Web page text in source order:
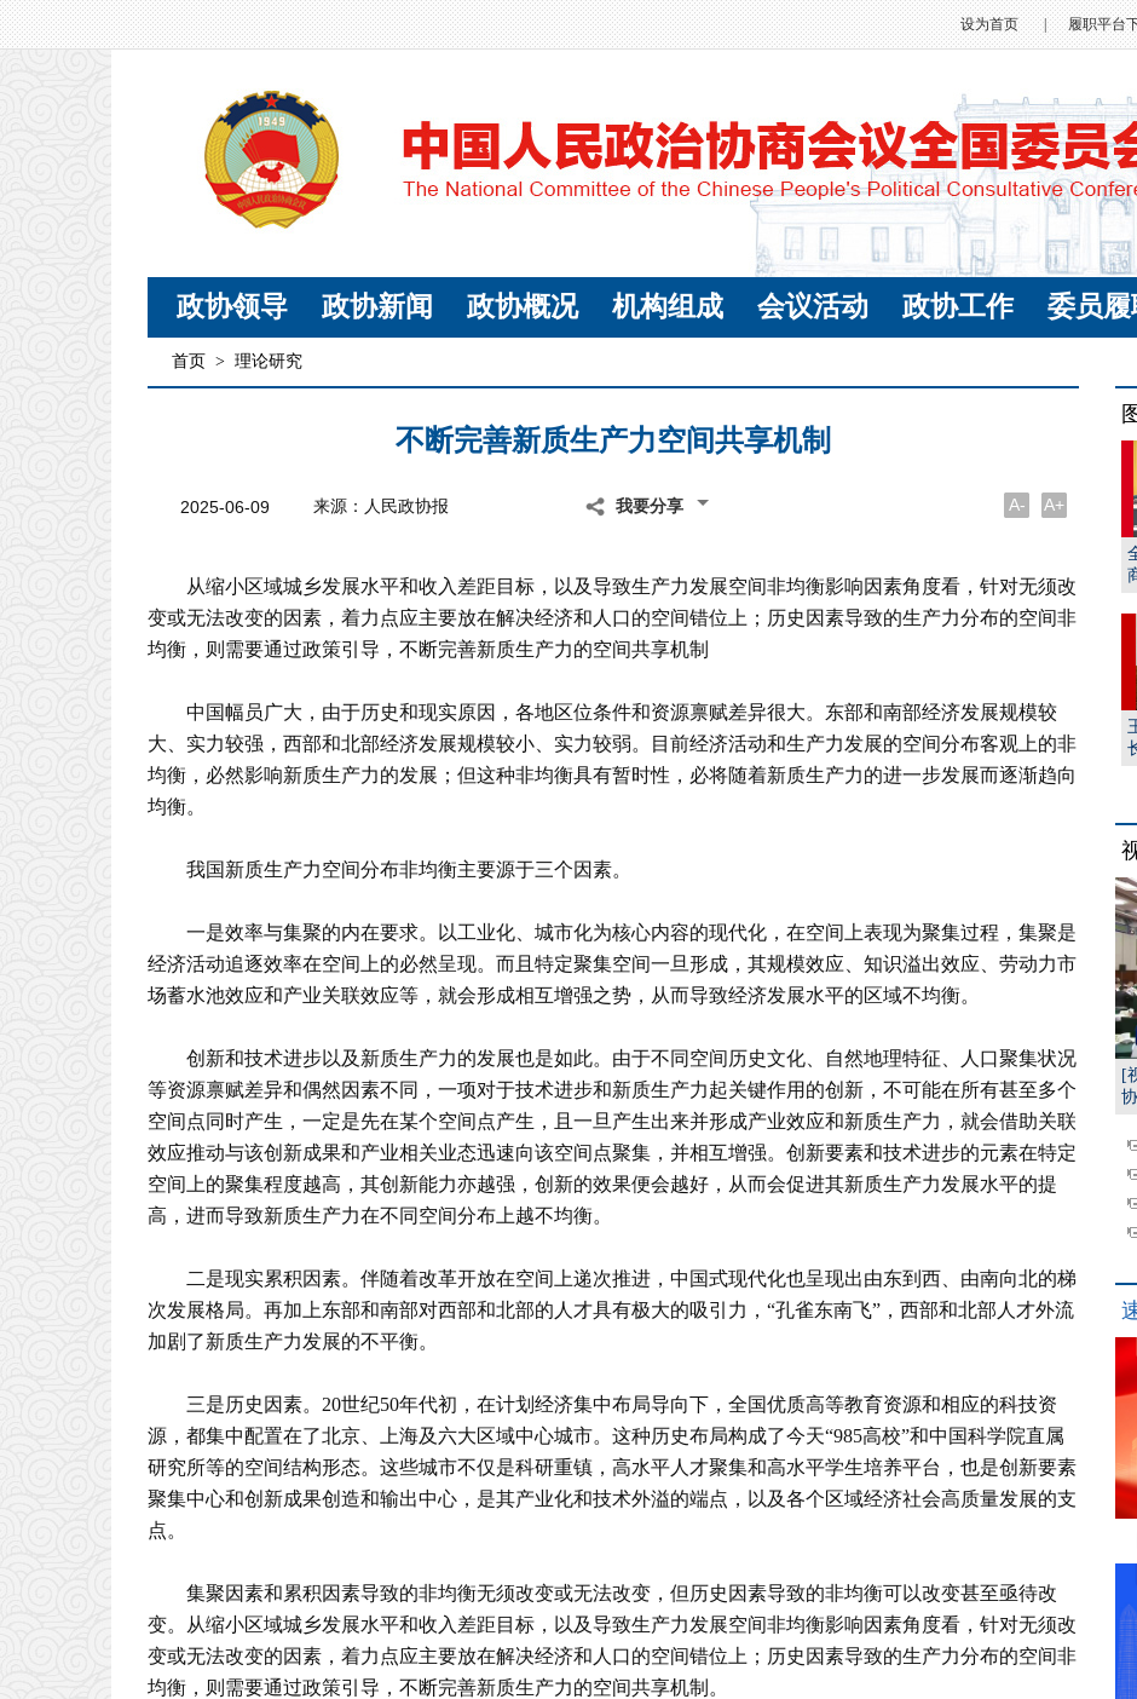
设为首页 履职平台
政协领导 政协新闻 政协概况 机构组成 会议活动 政协工作 委员履
首页 > 理论研究
不断完善新质生产力空间共享机制
2025-06-09 来源：人民政协报 我要分享 A- A+
从缩小区域城乡发展水平和收入差距目标，以及导致生产力发展空间非均衡影响因素角度看，针对无须改
变或无法改变的因素，着力点应主要放在解决经济和人口的空间错位上；历史因素导致的生产力分布的空间非
均衡，则需要通过政策引导，不断完善新质生产力的空间共享机制
中国幅员广大，由于历史和现实原因，各地区位条件和资源禀赋差异很大。东部和南部经济发展规模较
大、实力较强，西部和北部经济发展规模较小、实力较弱。目前经济活动和生产力发展的空间分布客观上的非
均衡，必然影响新质生产力的发展；但这种非均衡具有暂时性，必将随着新质生产力的进一步发展而逐渐趋向
均衡。
我国新质生产力空间分布非均衡主要源于三个因素。
一是效率与集聚的内在要求。以工业化、城市化为核心内容的现代化，在空间上表现为聚集过程，集聚是
经济活动追逐效率在空间上的必然呈现。而且特定聚集空间一旦形成，其规模效应、知识溢出效应、劳动力市
场蓄水池效应和产业关联效应等，就会形成相互增强之势，从而导致经济发展水平的区域不均衡。
创新和技术进步以及新质生产力的发展也是如此。由于不同空间历史文化、自然地理特征、人口聚集状况
等资源禀赋差异和偶然因素不同，一项对于技术进步和新质生产力起关键作用的创新，不可能在所有甚至多个
空间点同时产生，一定是先在某个空间点产生，且一旦产生出来并形成产业效应和新质生产力，就会借助关联
效应推动与该创新成果和产业相关业态迅速向该空间点聚集，并相互增强。创新要素和技术进步的元素在特定
空间上的聚集程度越高，其创新能力亦越强，创新的效果便会越好，从而会促进其新质生产力发展水平的提
高，进而导致新质生产力在不同空间分布上越不均衡。
二是现实累积因素。伴随着改革开放在空间上递次推进，中国式现代化也呈现出由东到西、由南向北的梯
次发展格局。再加上东部和南部对西部和北部的人才具有极大的吸引力，“孔雀东南飞”，西部和北部人才外流
加剧了新质生产力发展的不平衡。
三是历史因素。20世纪50年代初，在计划经济集中布局导向下，全国优质高等教育资源和相应的科技资
源，都集中配置在了北京、上海及六大区域中心城市。这种历史布局构成了今天“985高校”和中国科学院直属
研究所等的空间结构形态。这些城市不仅是科研重镇，高水平人才聚集和高水平学生培养平台，也是创新要素
聚集中心和创新成果创造和输出中心，是其产业化和技术外溢的端点，以及各个区域经济社会高质量发展的支
点。
集聚因素和累积因素导致的非均衡无须改变或无法改变，但历史因素导致的非均衡可以改变甚至亟待改
变。从缩小区域城乡发展水平和收入差距目标，以及导致生产力发展空间非均衡影响因素角度看，针对无须改
变或无法改变的因素，着力点应主要放在解决经济和人口的空间错位上；历史因素导致的生产力分布的空间非
均衡，则需要通过政策引导，不断完善新质生产力的空间共享机制。
[